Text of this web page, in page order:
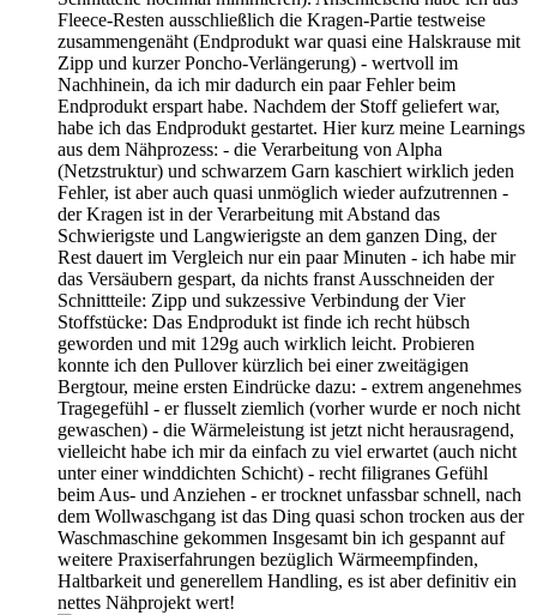
Fleece-Resten ausschließlich die Kragen-Partie testweise
zusammengenäht (Endprodukt war quasi eine Halskrause mit
Zipp und kurzer Poncho-Verlängerung) - wertvoll im
Nachhinein, da ich mir dadurch ein paar Fehler beim
Endprodukt erspart habe. Nachdem der Stoff geliefert war,
habe ich das Endprodukt gestartet. Hier kurz meine Learnings
aus dem Nähprozess: - die Verarbeitung von Alpha
(Netzstruktur) und schwarzem Garn kaschiert wirklich jeden
Fehler, ist aber auch quasi unmöglich wieder aufzutrennen -
der Kragen ist in der Verarbeitung mit Abstand das
Schwierigste und Langwierigste an dem ganzen Ding, der
Rest dauert im Vergleich nur ein paar Minuten - ich habe mir
das Versäubern gespart, da nichts franst Ausschneiden der
Schnittteile: Zipp und sukzessive Verbindung der Vier
Stoffstücke: Das Endprodukt ist finde ich recht hübsch
geworden und mit 129g auch wirklich leicht. Probieren
konnte ich den Pullover kürzlich bei einer zweitägigen
Bergtour, meine ersten Eindrücke dazu: - extrem angenehmes
Tragegefühl - er flusselt ziemlich (vorher wurde er noch nicht
gewaschen) - die Wärmeleistung ist jetzt nicht herausragend,
vielleicht habe ich mir da einfach zu viel erwartet (auch nicht
unter einer winddichten Schicht) - recht filigranes Gefühl
beim Aus- und Anziehen - er trocknet unfassbar schnell, nach
dem Wollwaschgang ist das Ding quasi schon trocken aus der
Waschmaschine gekommen Insgesamt bin ich gespannt auf
weitere Praxiserfahrungen bezüglich Wärmeempfinden,
Haltbarkeit und generellem Handling, es ist aber definitiv ein
nettes Nähprojekt wert!